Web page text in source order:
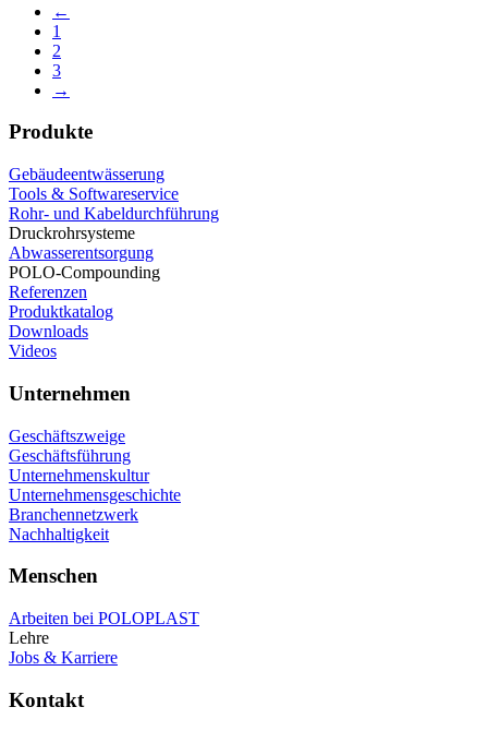
←
1
2
3
→
Produkte
Gebäudeentwässerung
Tools & Softwareservice
Rohr- und Kabeldurchführung
Druckrohrsysteme
Abwasserentsorgung
POLO-Compounding
Referenzen
Produktkatalog
Downloads
Videos
Unternehmen
Geschäftszweige
Geschäftsführung
Unternehmenskultur
Unternehmensgeschichte
Branchennetzwerk
Nachhaltigkeit
Menschen
Arbeiten bei POLOPLAST
Lehre
Jobs & Karriere
Kontakt